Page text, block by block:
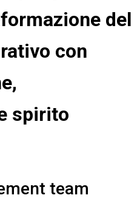
del
con
spirito
team